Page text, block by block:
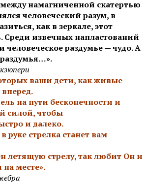
намагниченной скатертью
человеческий разум, в
как в зеркале, этот
Среди извечных напластований
раздумье — чудо. А
ваши дети, как живые
на пути бесконечности и
силой, чтобы
и далеко.
руке стрелка станет вам
летящую стрелу, так любит Он и
месте».